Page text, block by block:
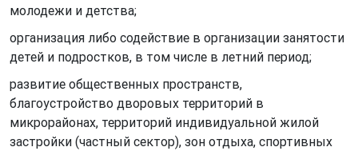
молодежи и детства;
организация либо содействие в организации занятости
детей и подростков, в том числе в летний период;
развитие общественных пространств,
благоустройство дворовых территорий в
микрорайонах, территорий индивидуальной жилой
застройки (частный сектор), зон отдыха, спортивных